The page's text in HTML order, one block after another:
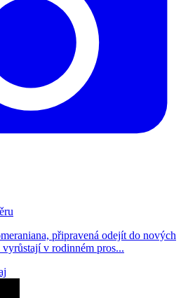
připravená odejít do nových
v rodinném pros...